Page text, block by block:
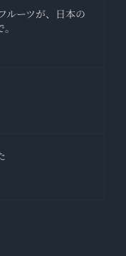
ルーツが、日本の